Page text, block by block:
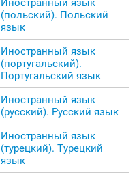
Иностранный язык
(польский). Польский
язык
Иностранный язык
(португальский).
Португальский язык
Иностранный язык
(русский). Русский язык
Иностранный язык
(турецкий). Турецкий
язык